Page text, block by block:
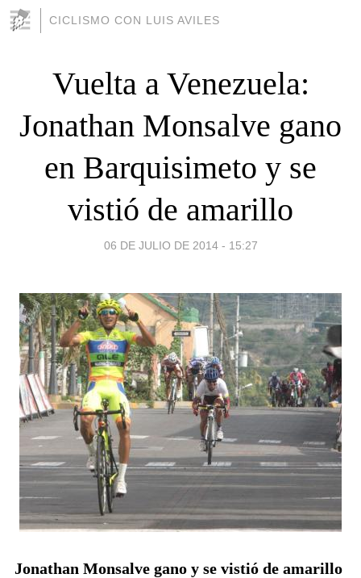
CICLISMO CON LUIS AVILES
Vuelta a Venezuela:
Jonathan Monsalve gano
en Barquisimeto y se
vistió de amarillo
06 DE JULIO DE 2014 - 15:27
Jonathan Monsalve gano y se vistió de amarillo